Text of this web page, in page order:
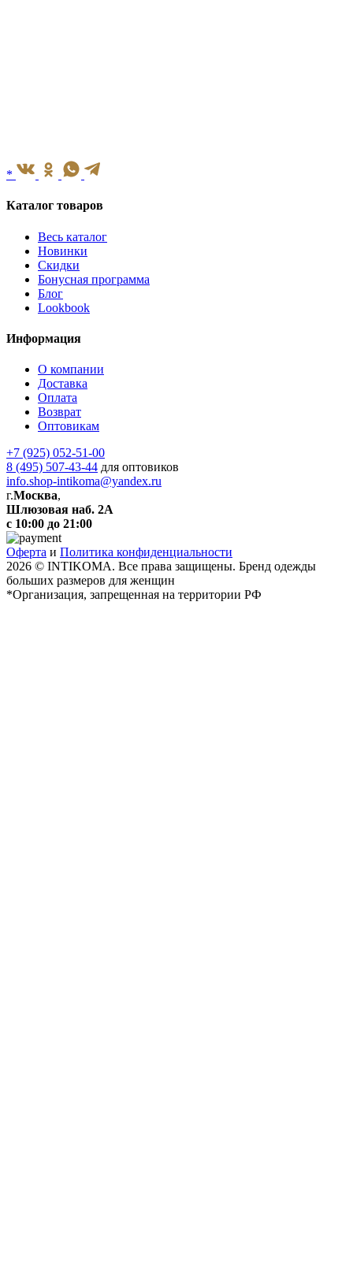
*
Каталог товаров
Весь каталог
Новинки
Скидки
Бонусная программа
Блог
Lookbook
Информация
О компании
Доставка
Оплата
Возврат
Оптовикам
+7 (925) 052-51-00
8 (495) 507-43-44 для оптовиков
info.shop-intikoma@yandex.ru
г.Москва,
Шлюзовая наб. 2А
с 10:00 до 21:00
Оферта и Политика конфиденциальности
2026 © INTIKOMA. Все права защищены. Бренд одежды
больших размеров для женщин
*Организация, запрещенная на территории РФ